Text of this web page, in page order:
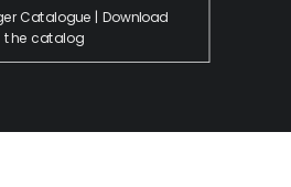
Catalogue | Download
the catalog